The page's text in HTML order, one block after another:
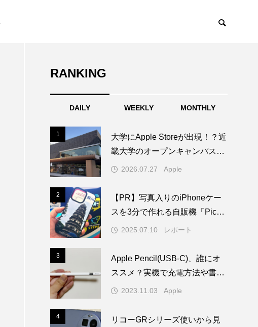
RANKING
DAILY WEEKLY MONTHLY
1
大学にApple Storeが出現！？近
畿大学のオープンキャンパスに
1日限りの特別なAppleブースが
2026.07.27 Apple
2
【PR】写真入りのiPhoneケー
スを3分で作れる自販機「PickM
e!Case」を使ってみた
2025.07.10 レポート
3
Apple Pencil(USB-C)、誰にオ
ススメ？実機で充電方法や書き
心地を試してみた！
2023.11.03 Apple
4
リコーGRシリーズ使いから見